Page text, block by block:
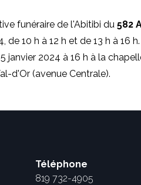
funéraire de l'Abitibi du 582
de 10 h à 12 h et de 13 h à 16 h.
janvier 2024 à 16 h à la
d'Or (avenue Centrale).
Téléphone
819 732-4905